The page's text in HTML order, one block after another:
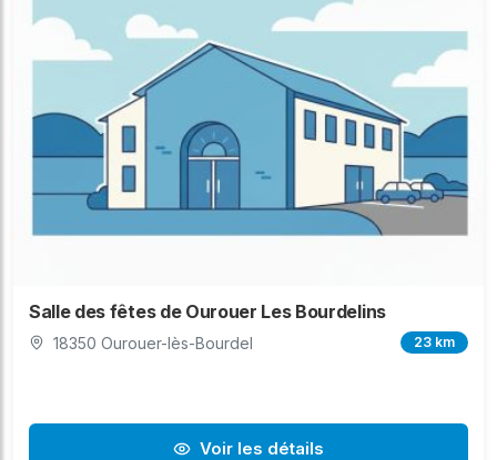
Salle des fêtes de Ourouer Les Bourdelins
18350 Ourouer-lès-Bourdel 23 km
Voir les détails